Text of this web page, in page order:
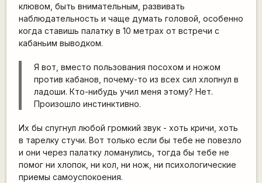
клювом, быть внимательным, развивать
наблюдательность и чаще думать головой, особенно
когда ставишь палатку в 10 метрах от встречи с
кабаньим выводком.
Я вот, вместо пользования посохом и ножом
против кабанов, почему-то из всех сил хлопнул в
ладоши. Кто-нибудь учил меня этому? Нет.
Произошло инстинктивно.
Их бы спугнул любой громкий звук - хоть кричи, хоть
в тарелку стучи. Вот только если бы тебе не повезло
и они через палатку ломанулись, тогда бы тебе не
помог ни хлопок, ни кол, ни нож, ни психологические
приемы самоуспокоения.